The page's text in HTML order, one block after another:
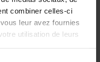
combiner celles-ci
leur avez fournies
utilisation de leurs
:Rétention efficace des
optimale.
une peau saine grâce à une
odeurs désagréables pour une